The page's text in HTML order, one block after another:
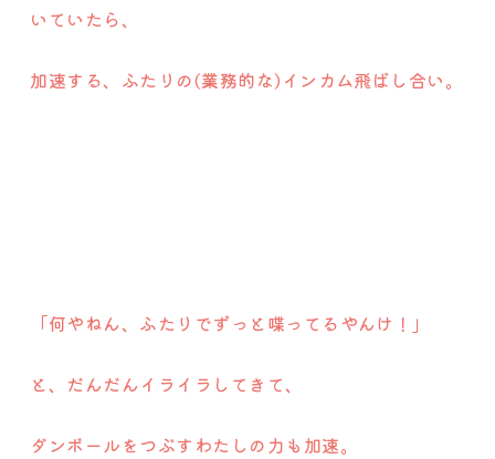
いていたら、
加速する、ふたりの(業務的な)インカム飛ばし合い。
「何やねん、ふたりでずっと喋ってるやんけ！」
と、だんだんイライラしてきて、
ダンボールをつぶすわたしの力も加速。